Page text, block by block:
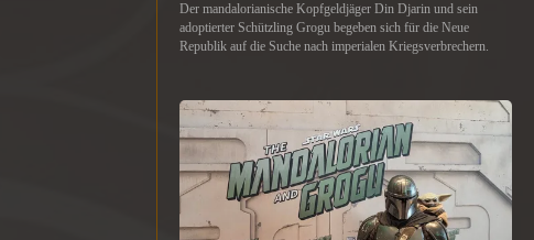
Der mandalorianische Kopfgeldjäger Din Djarin und sein
adoptierter Schützling Grogu begeben sich für die Neue
Republik auf die Suche nach imperialen Kriegsverbrechern.